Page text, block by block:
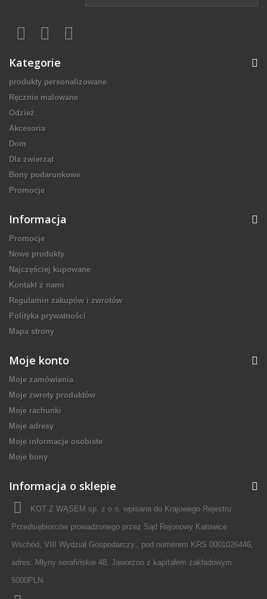
Kategorie
produkty personalizowane
Ręcznie malowane
Odzież
Akcesoria
Dom
Dla zwierząt
Bony podarunkowe
Promocje
Informacja
Promocje
Nowe produkty
Najczęściej kupowane
Kontakt z nami
Regulamin zakupów i zwrotów
Polityka prywatności
Mapa strony
Moje konto
Moje zamówienia
Moje zwroty produktów
Moje rachunki
Moje adresy
Moje informacje osobiste
Moje bony
Informacja o sklepie
KOT Z WĄSEM sp. z o.o, wpisana do Krajowego Rejestru
Przedsiębiorców prowadzonego przez Sąd Rejonowy Katowice
Wschód, VIII Wydział Gospodarczy., pod numerem KRS 0001026446,
adres: Młyny serafińskie 48, Jaworzno z kapitałem zakładowym
5000PLN.